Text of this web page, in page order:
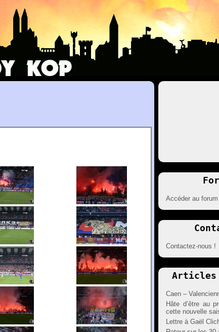
Accéder au
Contactez-nous !
Articles
Caen –
Hâte d’être au
cette nouvelle
Lettre à Gaël